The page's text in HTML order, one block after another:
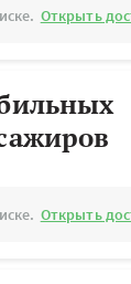
Открыть
Открыть